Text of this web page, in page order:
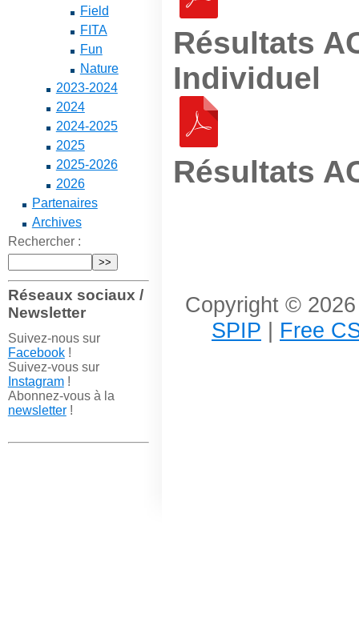
Field
FITA
Fun
Nature
2023-2024
2024
2024-2025
2025
2025-2026
2026
Partenaires
Archives
Rechercher :
Réseaux sociaux /
Newsletter
Suivez-nous sur
Facebook!
Suivez-vous sur
Instagram!
Abonnez-vous à la
newsletter!
Résultats
Individuel
Résultats
Copyright ©
SPIP | Free